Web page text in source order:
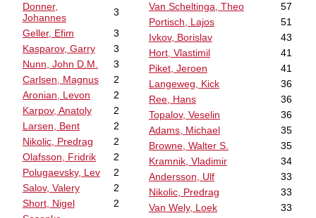
Donner,
Johannes
3
Geller, Efim
3
Kasparov, Garry
3
Nunn, John D.M.
3
Carlsen, Magnus
2
Aronian, Levon
2
Karpov, Anatoly
2
Larsen, Bent
2
Nikolic, Predrag
2
Olafsson, Fridrik
2
Polugaevsky, Lev
2
Salov, Valery
2
Short, Nigel
2
Van Scheltinga, Theo
57
Portisch, Lajos
51
Ivkov, Borislav
43
Hort, Vlastimil
41
Piket, Jeroen
41
Langeweg, Kick
36
Ree, Hans
36
Topalov, Veselin
36
Adams, Michael
35
Browne, Walter S.
35
Kramnik, Vladimir
34
Andersson, Ulf
33
Nikolic, Predrag
33
Van Wely, Loek
33